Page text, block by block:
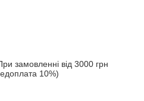
замовленні від 3000 грн
10%)